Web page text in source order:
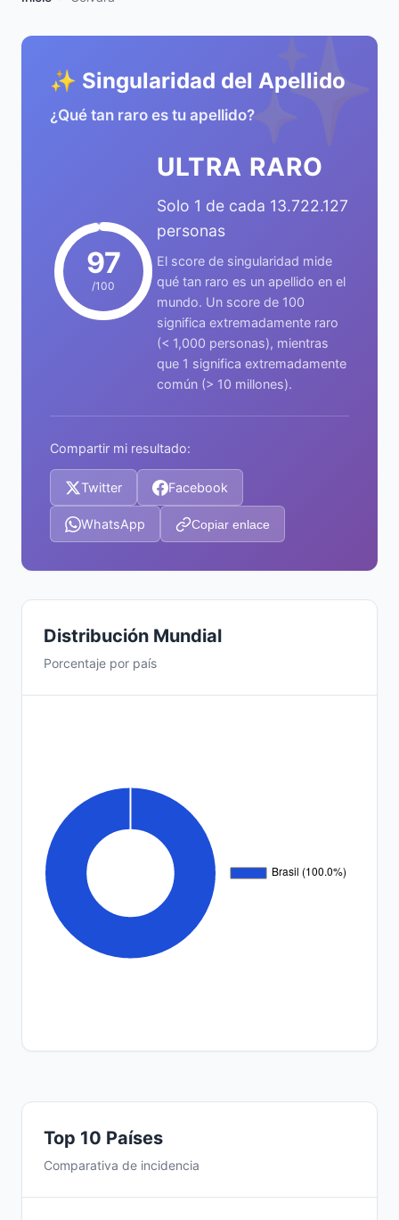
✨
✨ Singularidad del Apellido
¿Qué tan raro es tu apellido?
97
/100
ULTRA RARO
Solo 1 de cada 13.722.127
personas
El score de singularidad mide
qué tan raro es un apellido en el
mundo. Un score de 100
significa extremadamente raro
(< 1,000 personas), mientras
que 1 significa extremadamente
común (> 10 millones).
Compartir mi resultado:
Twitter Facebook
WhatsApp Copiar enlace
Distribución Mundial
Porcentaje por país
Top 10 Países
Comparativa de incidencia